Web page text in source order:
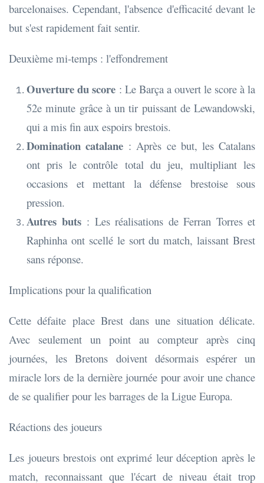
barcelonaises. Cependant, l'absence d'efficacité devant le
but s'est rapidement fait sentir.
Deuxième mi-temps : l'effondrement
Ouverture du score : Le Barça a ouvert le score à la
52e minute grâce à un tir puissant de Lewandowski,
qui a mis fin aux espoirs brestois.
Domination catalane : Après ce but, les Catalans
ont pris le contrôle total du jeu, multipliant les
occasions et mettant la défense brestoise sous
pression.
Autres buts: Les réalisations de Ferran Torres et
Raphinha ont scellé le sort du match, laissant Brest
sans réponse.
Implications pour la qualification
Cette défaite place Brest dans une situation délicate.
Avec seulement un point au compteur après cinq
journées, les Bretons doivent désormais espérer un
miracle lors de la dernière journée pour avoir une chance
de se qualifier pour les barrages de la Ligue Europa.
Réactions des joueurs
Les joueurs brestois ont exprimé leur déception après le
match, reconnaissant que l'écart de niveau était trop